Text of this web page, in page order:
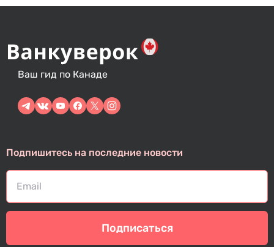
Ваш гид по Канаде
Подпишитесь на последние новости
Подписаться